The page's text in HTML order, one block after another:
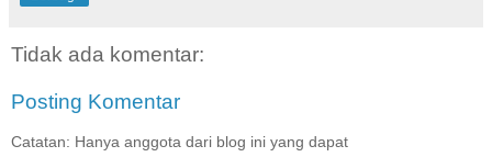
Tidak ada komentar:
Posting Komentar
Catatan: Hanya anggota dari blog ini yang dapat